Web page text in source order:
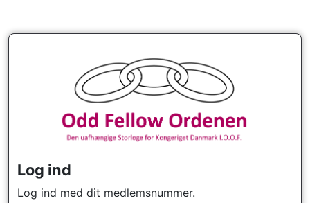
Log ind
Log ind med dit medlemsnummer.